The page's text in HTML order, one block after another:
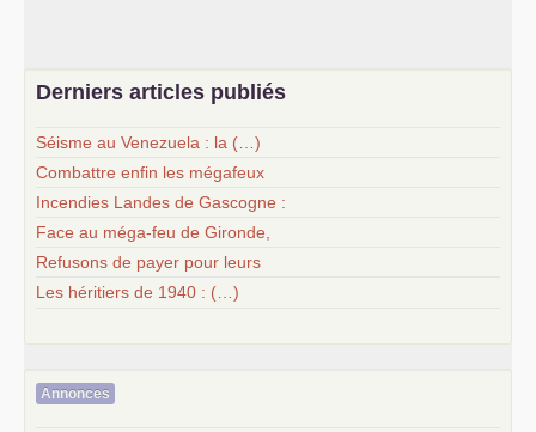
Derniers articles publiés
Séisme au Venezuela : la (…)
Combattre enfin les mégafeux
Incendies Landes de Gascogne :
Face au méga-feu de Gironde,
Refusons de payer pour leurs
Les héritiers de 1940 : (…)
Annonces